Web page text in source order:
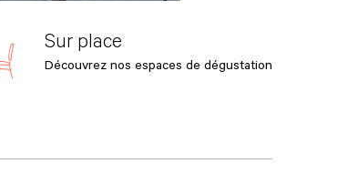
Sur place
Découvrez nos espaces de dégustation